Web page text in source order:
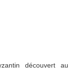
découvert au